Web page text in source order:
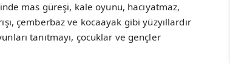
mas güreşi, kale oyunu, hacıyatmaz,
çemberbaz ve kocaayak gibi yüzyıllardır
tanıtmayı, çocuklar ve gençler